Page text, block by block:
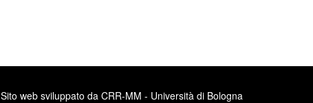
Sito web sviluppato da CRR-MM - Università di Bologna